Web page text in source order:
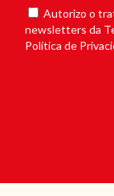
Autorizo o
newsletters da
Política de